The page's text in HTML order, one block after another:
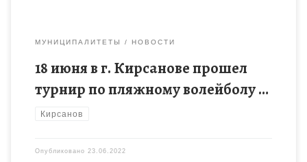
МУНИЦИПАЛИТЕТЫ НОВОСТИ
18 июня в г. Кирсанове прошел
турнир по пляжному волейболу …
Кирсанов
Опубликовано 23.06.2022